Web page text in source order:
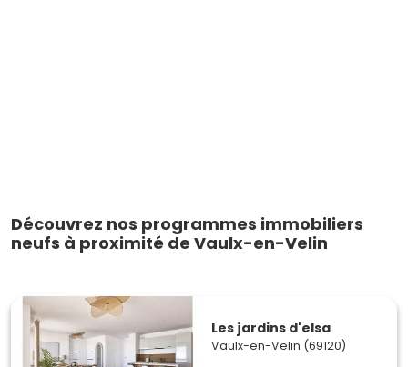
Découvrez nos programmes immobiliers
neufs à proximité de Vaulx-en-Velin
Les jardins d'elsa
Vaulx-en-Velin (69120)